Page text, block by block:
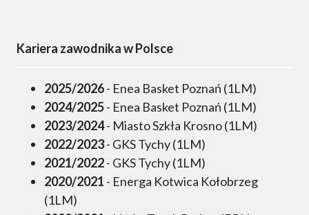
Kariera zawodnika w Polsce
2025/2026- Enea Basket Poznań (1LM)
2024/2025- Enea Basket Poznań (1LM)
2023/2024- Miasto Szkła Krosno (1LM)
2022/2023- GKS Tychy (1LM)
2021/2022- GKS Tychy (1LM)
2020/2021 - Energa Kotwica Kołobrzeg
(1LM)